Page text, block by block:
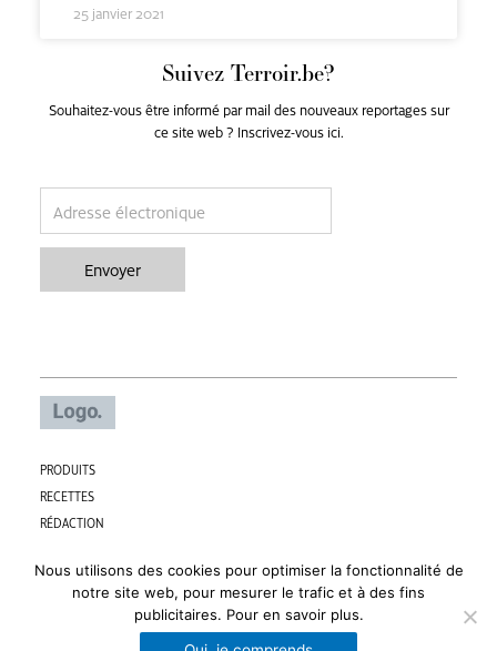
25 janvier 2021
Suivez Terroir.be?
Souhaitez-vous être informé par mail des nouveaux reportages sur
ce site web ? Inscrivez-vous ici.
Envoyer
PRODUITS
RECETTES
RÉDACTION
PARTNERS
Politique de protection vie privée
Nous utilisons des cookies pour optimiser la fonctionnalité de
notre site web, pour mesurer le trafic et à des fins
publicitaires. Pour en savoir plus.